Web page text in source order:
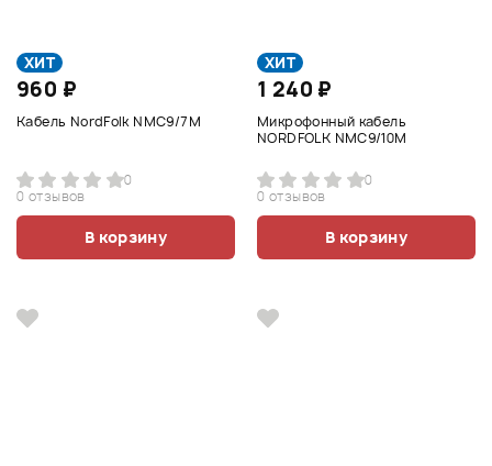
ХИТ
960 ₽
Кабель NordFolk NMC9/7M
0
0 отзывов
В корзину
ХИТ
1 240 ₽
Микрофонный кабель
NORDFOLK NMC9/10M
0
0 отзывов
В корзину